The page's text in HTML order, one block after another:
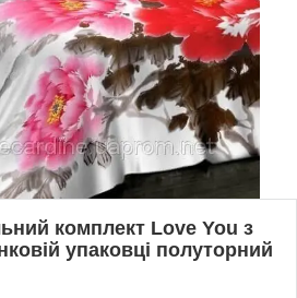
комплект Love You з
упаковці полуторний